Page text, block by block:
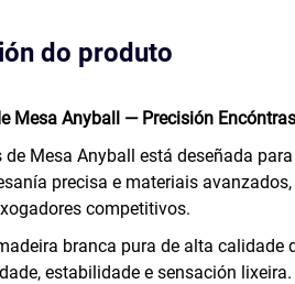
do produto
Mesa Anyball — Precisión
de Mesa Anyball está deseñada
precisa e materiais
competitivos.
branca pura de alta
estabilidade e sensación